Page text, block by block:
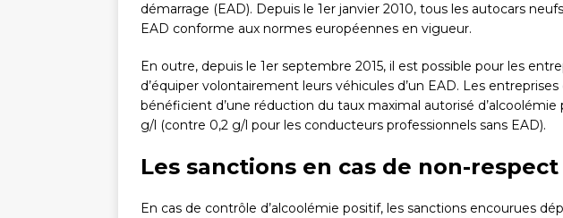
démarrage (EAD). Depuis le 1er janvier 2010, tous les autocars
EAD conforme aux normes européennes en vigueur.
En outre, depuis le 1er septembre 2015, il est possible pour les
d’équiper volontairement leurs véhicules d’un EAD. Les
bénéficient d’une réduction du taux maximal autorisé d’alcoolémie
g/l (contre 0,2 g/l pour les conducteurs professionnels sans EAD).
Les sanctions en cas de non-
En cas de contrôle d’alcoolémie positif, les sanctions encourues